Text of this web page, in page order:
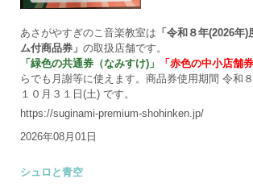
あさがやすぎのこ音楽教室は 「令和８年(2026年
ム付商品券」 の取扱店舗です。
「緑色の共通券（なみすけ)」
「赤色の中小店舗
らでも月謝等に使えます。商品券使用期間 令和
１０月３１日(土) です。
https://suginami-premium-shohinken.jp/
2026年08月01日
シュロと青空